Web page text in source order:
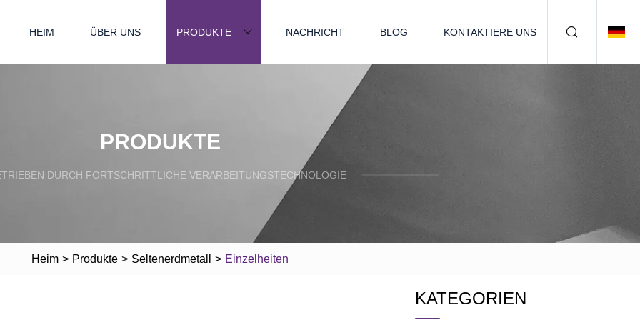
HEIM ÜBER UNS PRODUKTE NACHRICHT BLOG KONTAKTIERE UNS
PRODUKTE
DURCH FORTSCHRITTLICHE VERARBEITUNGSTECHNOLOGIE
Heim > Produkte > Seltenerdmetall > Einzelheiten
KATEGORIEN